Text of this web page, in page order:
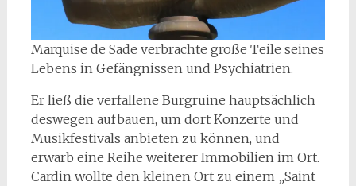
Marquise de Sade verbrachte große Teile seines
Lebens in Gefängnissen und Psychiatrien.
Er ließ die verfallene Burgruine hauptsächlich
deswegen aufbauen, um dort Konzerte und
Musikfestivals anbieten zu können, und
erwarb eine Reihe weiterer Immobilien im Ort.
Cardin wollte den kleinen Ort zu einem „Saint